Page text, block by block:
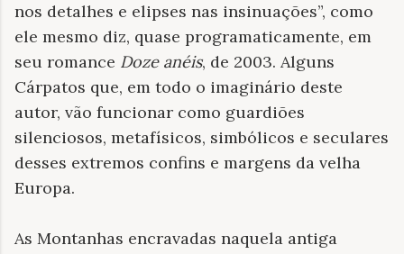
nos detalhes e elipses nas insinuações”, como
ele mesmo diz, quase programaticamente, em
seu romance Doze anéis, de 2003. Alguns
Cárpatos que, em todo o imaginário deste
autor, vão funcionar como guardiões
silenciosos, metafísicos, simbólicos e seculares
desses extremos confins e margens da velha
Europa.
As Montanhas encravadas naquela antiga